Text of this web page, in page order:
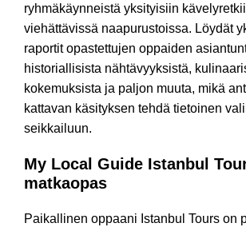
ryhmäkäynneistä yksityisiin
viehättävissä naapurustoissa. Löydät
raportit opastettujen oppaiden
historiallisista nähtävyyksistä,
kokemuksista ja paljon muuta, mikä
kattavan käsityksen tehdä tietoinen
seikkailuun.
My Local Guide Istanbul
matkaopas
Paikallinen oppaani Istanbul Tours on